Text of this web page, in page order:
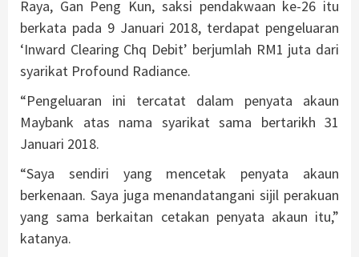
Raya, Gan Peng Kun, saksi pendakwaan ke-26 itu
berkata pada 9 Januari 2018, terdapat pengeluaran
‘Inward Clearing Chq Debit’ berjumlah RM1 juta dari
syarikat Profound Radiance.
“Pengeluaran ini tercatat dalam penyata akaun
Maybank atas nama syarikat sama bertarikh 31
Januari 2018.
“Saya sendiri yang mencetak penyata akaun
berkenaan. Saya juga menandatangani sijil perakuan
yang sama berkaitan cetakan penyata akaun itu,”
katanya.